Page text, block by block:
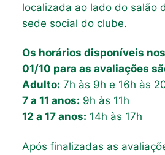
localizada ao lado do salão
sede social do clube.
Os horários disponíveis
01/10 para as avaliações
Adulto: 7h às 9h e 16h às
7 a 11 anos: 9h às 11h
12 a 17 anos: 14h às 17h
Após finalizadas as